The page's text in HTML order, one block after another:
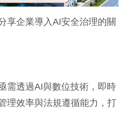
享企業導入AI安全治理的關
需透過AI與數位技術，即時
理效率與法規遵循能力，打